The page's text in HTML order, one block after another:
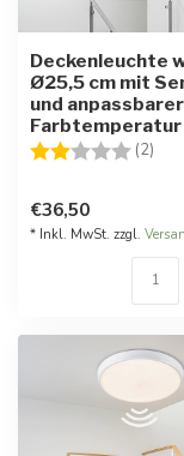
Deckenleuchte
Ø25,5 cm mit
und anpassbarer
Farbtemperatur
Bewertung:
(2)
€36,50
* Inkl. MwSt. zzgl.